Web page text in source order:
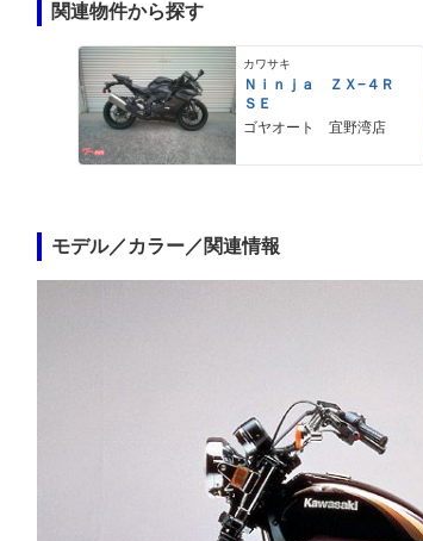
関連物件から探す
カワサキ
Ｎｉｎｊａ ＺＸ−４Ｒ
ＳＥ
ゴヤオート 宜野湾店
モデル／カラー／関連情報